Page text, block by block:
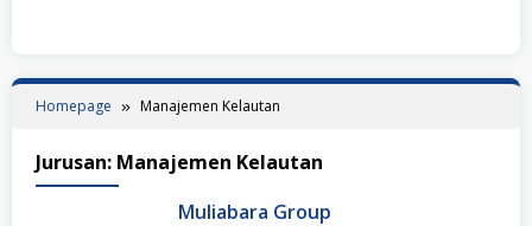
Homepage Manajemen Kelautan
Jurusan: Manajemen Kelautan
Muliabara Group